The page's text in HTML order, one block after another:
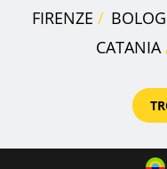
FIRENZE
CATANIA